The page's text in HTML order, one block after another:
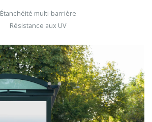
Étanchéité multi-barrière
Résistance aux UV